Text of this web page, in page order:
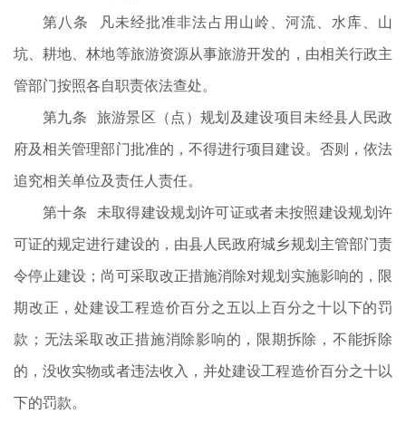
第八条 凡未经批准非法占用山岭、河流、水库、山
坑、耕地、林地等旅游资源从事旅游开发的，由相关行政主
管部门按照各自职责依法查处。
第九条 旅游景区（点）规划及建设项目未经县人民政
府及相关管理部门批准的，不得进行项目建设。否则，依法
追究相关单位及责任人责任。
第十条 未取得建设规划许可证或者未按照建设规划许
可证的规定进行建设的，由县人民政府城乡规划主管部门责
令停止建设；尚可采取改正措施消除对规划实施影响的，限
期改正，处建设工程造价百分之五以上百分之十以下的罚
款；无法采取改正措施消除影响的，限期拆除，不能拆除
的，没收实物或者违法收入，并处建设工程造价百分之十以
下的罚款。